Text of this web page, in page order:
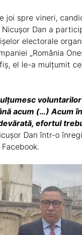
joi spre vineri,
Dan a
electorale
„România
el le-a mulţumit
acum (…) Acum
efortul
Dan într-o